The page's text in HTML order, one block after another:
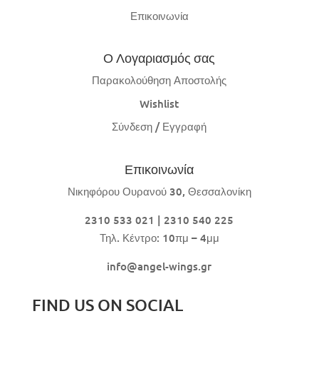
Επικοινωνία
Ο Λογαριασμός σας
Παρακολούθηση Αποστολής
Wishlist
Σύνδεση / Εγγραφή
Επικοινωνία
Νικηφόρου Ουρανού 30, Θεσσαλονίκη
2310 533 021 | 2310 540 225
Τηλ. Κέντρο: 10πμ – 4μμ
info@angel-wings.gr
FIND US ON SOCIAL